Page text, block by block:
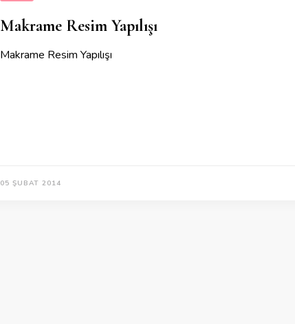
Makrame Resim Yapılışı
Makrame Resim Yapılışı
05 ŞUBAT 2014